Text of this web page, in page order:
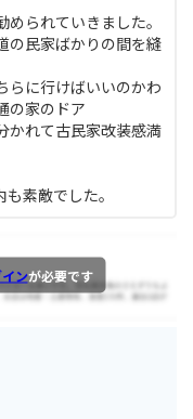
られていきました。
の民家ばかりの間を縫
らに行けばいいのかわ
の家のドア
かれて古民家改装感満
素敵でした。
ンが必要です